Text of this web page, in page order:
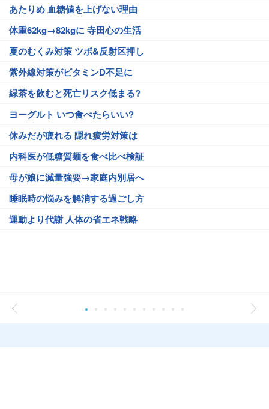
あたりめ 血糖値を上げない理由
体重62kg→82kgに 寺田心の生活
夏のむくみ対策 ツボ&反射区押し
紫外線対策がビタミンD不足に
緑茶を飲むと死亡リスク低まる?
ヨーグルト いつ食べたらいい?
休みだが疲れる 隠れ疲労対策は
内科医が低糖質麺を食べ比べ検証
母が娘に減量強要→家庭内別居へ
睡眠時の悩みを解消する過ごし方
運動より代謝 人体の省エネ戦略